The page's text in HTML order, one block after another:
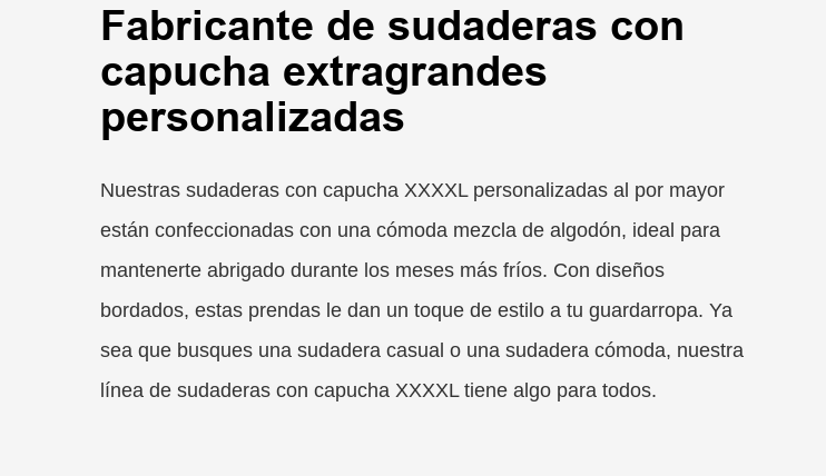
Fabricante de sudaderas con
capucha extragrandes
personalizadas
Nuestras sudaderas con capucha XXXXL personalizadas al por mayor
están confeccionadas con una cómoda mezcla de algodón, ideal para
mantenerte abrigado durante los meses más fríos. Con diseños
bordados, estas prendas le dan un toque de estilo a tu guardarropa. Ya
sea que busques una sudadera casual o una sudadera cómoda, nuestra
línea de sudaderas con capucha XXXXL tiene algo para todos.